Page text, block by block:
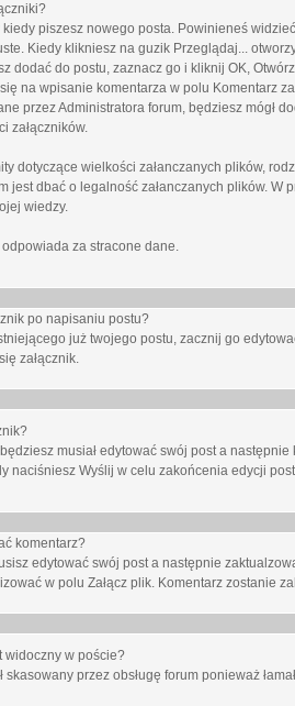
kiedy piszesz nowego posta. Powinieneś
Kiedy klikniesz na guzik Przeglądaj...
dodać do postu, zaznacz go i kliknij OK,
na wpisanie komentarza w polu Komentarz
przez Administratora forum, będziesz mógł
załączników.
dotyczące wielkości załanczanych plików,
jest dbać o legalność załanczanych plików.
wiedzy.
za stracone dane.
po napisaniu postu?
już twojego postu, zacznij go
załącznik.
musiał edytować swój post a
naciśniesz Wyślij w celu zakońcenia edycji
komentarz?
edytować swój post a następnie
w polu Załącz plik. Komentarz zostanie
widoczny w poście?
przez obsługę forum ponieważ